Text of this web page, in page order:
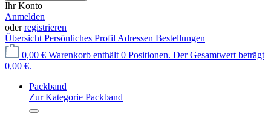
Ihr Konto
Anmelden
oderregistrieren
Übersicht Persönliches Profil Adressen Bestellungen
0,00 € Warenkorb enthält 0 Positionen. Der Gesamtwert beträgt
0,00 €.
Packband
Zur Kategorie Packband